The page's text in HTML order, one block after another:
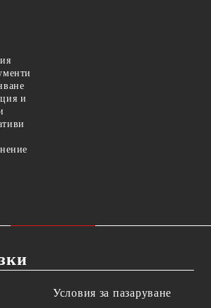
и
Условия за пазаруване